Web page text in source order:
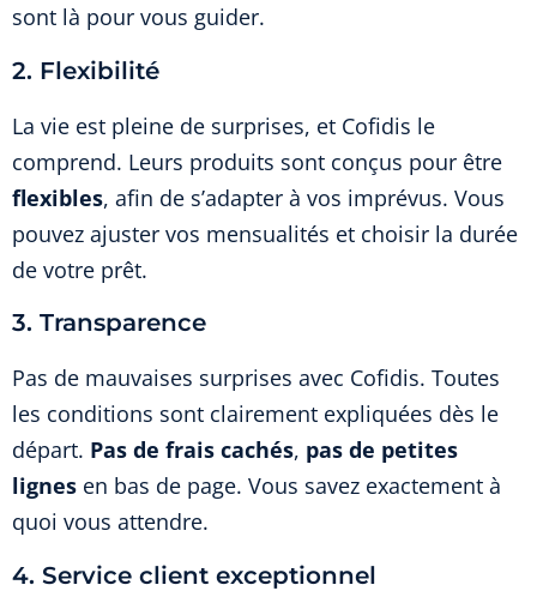
sont là pour vous guider.
2. Flexibilité
La vie est pleine de surprises, et Cofidis le
comprend. Leurs produits sont conçus pour être
flexibles, afin de s’adapter à vos imprévus. Vous
pouvez ajuster vos mensualités et choisir la durée
de votre prêt.
3. Transparence
Pas de mauvaises surprises avec Cofidis. Toutes
les conditions sont clairement expliquées dès le
départ. Pas de frais cachés, pas de petites
lignes en bas de page. Vous savez exactement à
quoi vous attendre.
4. Service client exceptionnel